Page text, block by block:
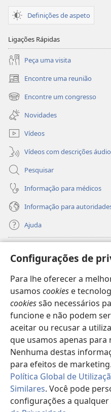
Configurações de
Para lhe oferecer a
usamos cookies e
cookiessão necessários
funcione e não podem
aceitar ou recusar a
que usamos apenas para
Nenhuma destas
para efeitos de
Política Global de
Similares. Você pode
configurações a
Definições de aspeto
Ligações Rápidas
Peça uma visita
Encontre uma reunião
(abre
uma
nova
janela)
Encontre um congresso
(abre
uma
nova
janela)
Novidades
Vídeos
Vídeos com descrições áudio
Pesquisar
Informação para médicos
Informação para
Ajuda
(abre
uma
nova
janela)
BibliotecaOnline da Torre
(abre
uma
nova
janela)
JW Hub
(abre
uma
nova JW Library
Watchtower Library
Copyright © 2026 Watch Tower
TERMOS DE UTILIZAÇÃO